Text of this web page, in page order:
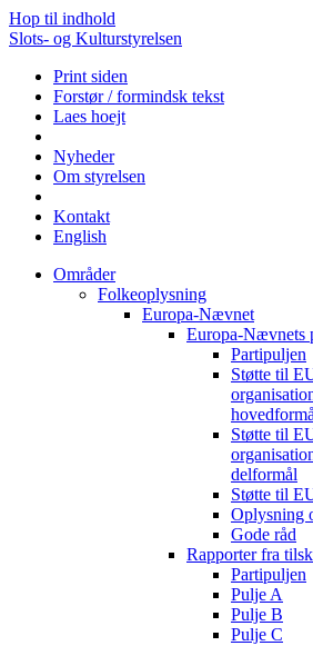
Hop til indhold
Slots- og Kulturstyrelsen
Print siden
Forstør / formindsk tekst
Laes hoejt
Nyheder
Om styrelsen
Kontakt
English
Områder
Folkeoplysning
Europa-Nævnet
Europa-Nævnets
Partipuljen
Støtte til
Støtte til
delformål
Støtte til
Oplysning
Gode råd
Rapporter fra
Partipuljen
Pulje A
Pulje B
Pulje C